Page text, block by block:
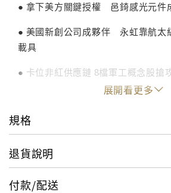
● 拿下美方關鍵授權 邑錡感光元件
● 美國新創公司成夥伴 永虹靠航太
載具
● 卡位非紅供應鏈 8檔軍工概念股搶
產業動態
● DDR4缺口擴大 南亞科成關鍵解方
● AI排擠產能 筆電廠面臨夾擊
展開看更多
規格
退貨說明
付款/配送